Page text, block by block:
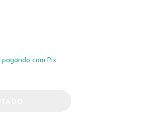
pagando com Pix